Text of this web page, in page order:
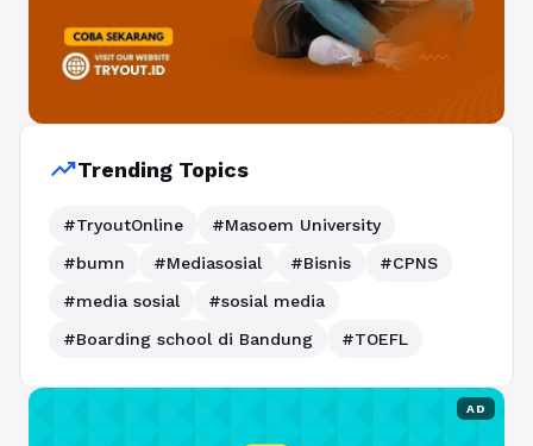
trending_upTrending Topics
#TryoutOnline
#Masoem University
#bumn
#Mediasosial #Bisnis
#CPNS
#media sosial
#sosial media
#Boarding school di Bandung
#TOEFL
AD